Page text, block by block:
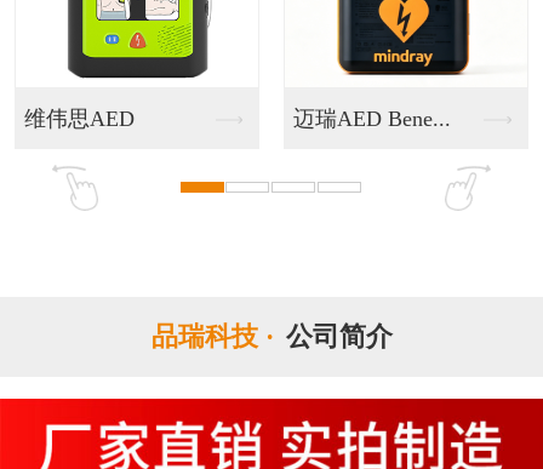
迈瑞AED Bene... 智慧应急健康驿站
品瑞科技 · 公司简介